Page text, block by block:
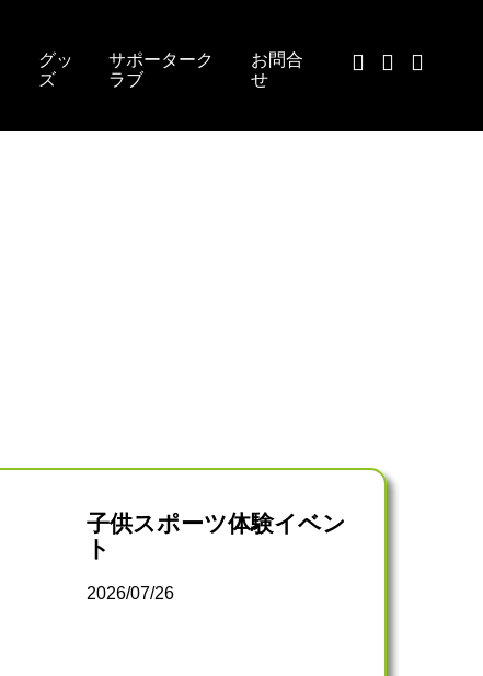
グッ
ズ
サポーターク
ラブ
お問合
せ
子供スポーツ体験イベン
ト
2026/07/26